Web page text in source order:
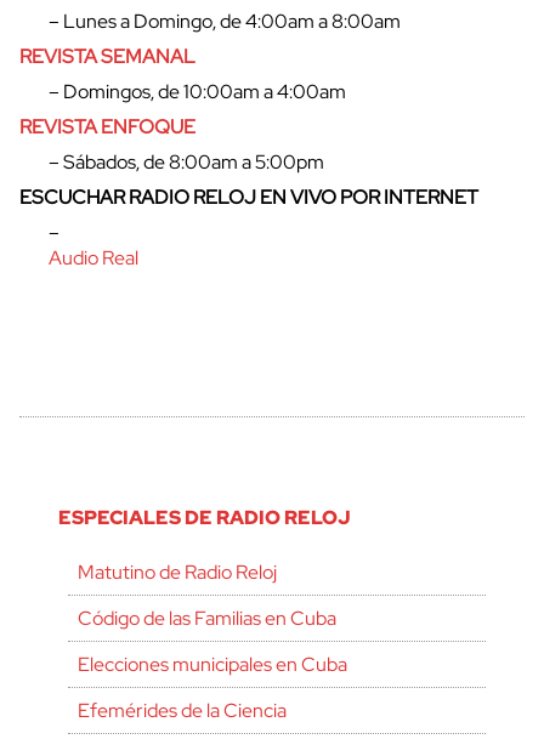
– Lunes a Domingo, de 4:00am a 8:00am
REVISTA SEMANAL
– Domingos, de 10:00am a 4:00am
REVISTA ENFOQUE
– Sábados, de 8:00am a 5:00pm
ESCUCHAR RADIO RELOJ EN VIVO POR INTERNET
–
Audio Real
ESPECIALES DE RADIO RELOJ
Matutino de Radio Reloj
Código de las Familias en Cuba
Elecciones municipales en Cuba
Efemérides de la Ciencia